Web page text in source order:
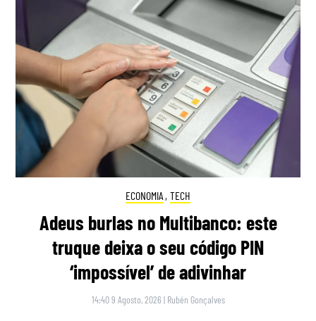
ECONOMIA , TECH
Adeus burlas no Multibanco: este
truque deixa o seu código PIN
‘impossível’ de adivinhar
14:40 9 Agosto, 2026 | Rubén Gonçalves